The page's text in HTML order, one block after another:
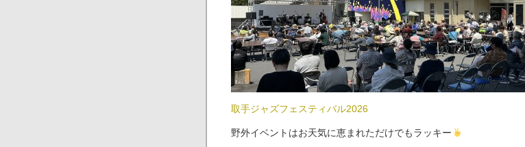
取手ジャズフェスティバル2026
野外イベントはお天気に恵まれただけでもラッキー